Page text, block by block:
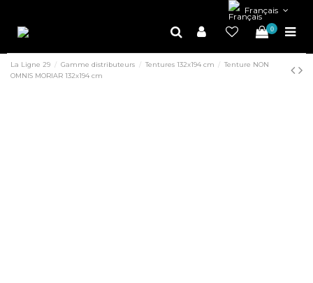
Français
0
La Ligne 29 Gamme distributeurs Tentures 132x194 cm
Tenture NON
OMNIS MORIAR 132x194 cm